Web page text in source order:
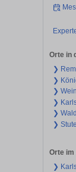
Orte in
❯
❯
❯
❯
❯
❯
Orte
❯